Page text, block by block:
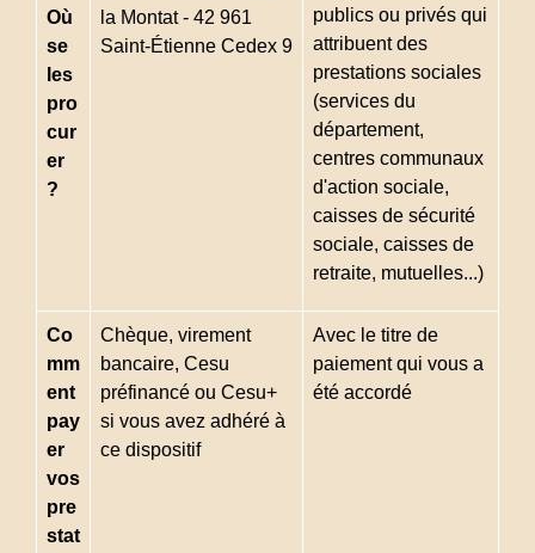
Où
se
les
pro
cur
er
?
la Montat - 42 961
Saint-Étienne Cedex 9
publics ou privés qui
attribuent des
prestations sociales
(services du
département,
centres communaux
d'action sociale,
caisses de sécurité
sociale, caisses de
retraite, mutuelles...)
Co
mm
ent
pay
er
vos
pre
stat
Chèque, virement
bancaire, Cesu
préfinancé ou Cesu+
si vous avez adhéré à
ce dispositif
Avec le titre de
paiement qui vous a
été accordé